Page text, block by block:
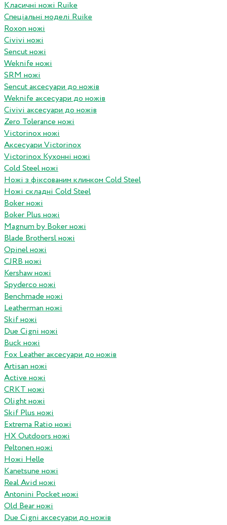
Класичні ножі Ruike
Спеціальні моделі Ruike
Roxon ножi
Civivi ножі
Sencut ножі
Weknife ножі
SRM ножі
Sencut аксесуари до ножів
Weknife аксесуари до ножів
Civivi аксесуари до ножів
Zero Tolerance ножі
Victorinox ножі
Аксесуари Victorinox
Victorinox Кухонні ножі
Cold Steel ножі
Ножі з фіксованим клинком Cold Steel
Ножі складні Cold Steel
Boker ножі
Boker Plus ножі
Magnum by Boker ножі
Blade Brothersl ножі
Opinel ножі
CJRB ножі
Kershaw ножі
Spyderco ножі
Benchmade ножі
Leatherman ножі
Skif ножі
Due Cigni ножі
Buck ножі
Fox Leather аксесуари до ножів
Artisan ножі
Active ножі
CRKT ножі
Olight ножі
Skif Plus ножі
Extrema Ratio ножі
HX Outdoors ножі
Peltonen ножі
Ножі Helle
Kanetsune ножі
Real Avid ножі
Antonini Pocket ножі
Old Bear ножі
Due Cigni аксесуари до ножів